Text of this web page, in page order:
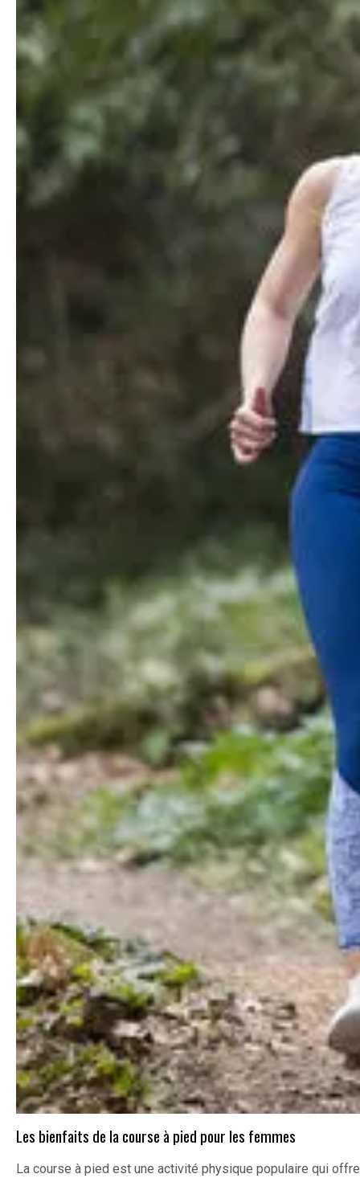
Les bienfaits de la course à pied pour les femmes
La course à pied est une activité physique populaire qui